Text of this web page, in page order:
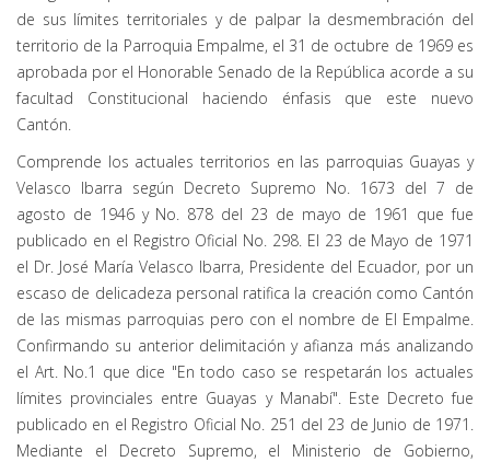
de sus límites territoriales y de palpar la desmembración del
territorio de la Parroquia Empalme, el 31 de octubre de 1969 es
aprobada por el Honorable Senado de la República acorde a su
facultad Constitucional haciendo énfasis que este nuevo
Cantón.
Comprende los actuales territorios en las parroquias Guayas y
Velasco Ibarra según Decreto Supremo No. 1673 del 7 de
agosto de 1946 y No. 878 del 23 de mayo de 1961 que fue
publicado en el Registro Oficial No. 298. El 23 de Mayo de 1971
el Dr. José María Velasco Ibarra, Presidente del Ecuador, por un
escaso de delicadeza personal ratifica la creación como Cantón
de las mismas parroquias pero con el nombre de El Empalme.
Confirmando su anterior delimitación y afianza más analizando
el Art. No.1 que dice "En todo caso se respetarán los actuales
límites provinciales entre Guayas y Manabí". Este Decreto fue
publicado en el Registro Oficial No. 251 del 23 de Junio de 1971.
Mediante el Decreto Supremo, el Ministerio de Gobierno,